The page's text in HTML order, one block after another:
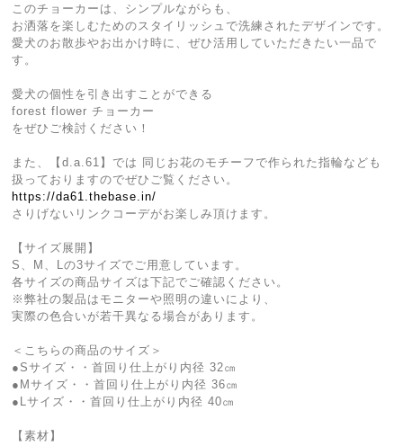
このチョーカーは、シンプルながらも、
お洒落を楽しむためのスタイリッシュで洗練されたデザインです。
愛犬のお散歩やお出かけ時に、ぜひ活用していただきたい一品で
す。
愛犬の個性を引き出すことができる
forest flower チョーカー
をぜひご検討ください！
また、【d.a.61】では 同じお花のモチーフで作られた指輪なども
扱っておりますのでぜひご覧ください。
https://da61.thebase.in/
さりげないリンクコーデがお楽しみ頂けます。
【サイズ展開】
S、M、Lの3サイズでご用意しています。
各サイズの商品サイズは下記でご確認ください。
※弊社の製品はモニターや照明の違いにより、
実際の色合いが若干異なる場合があります。
＜こちらの商品のサイズ＞
●Sサイズ・・首回り仕上がり内径 32㎝
●Mサイズ・・首回り仕上がり内径 36㎝
●Lサイズ・・首回り仕上がり内径 40㎝
【素材】